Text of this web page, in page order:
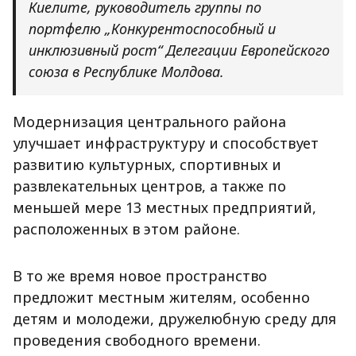
Киелите, руководитель группы по
портфелю „Конкурентоспособный и
инклюзивный рост“ Делегации Европейского
союза в Республике Молдова.
Модернизация центрального района
улучшает инфраструктуру и способствует
развитию культурных, спортивных и
развлекательных центров, а также по
меньшей мере 13 местных предприятий,
расположенных в этом районе.
В то же время новое пространство
предложит местным жителям, особенно
детям и молодежи, дружелюбную среду для
проведения свободного времени.